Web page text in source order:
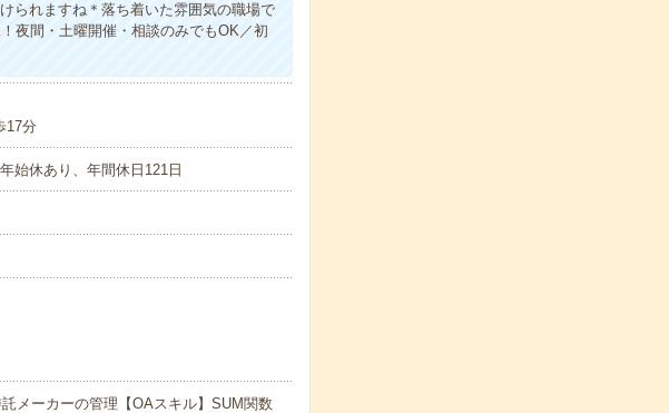
られますね＊落ち着いた雰囲気の職場で
夜間・土曜開催・相談のみでもOK／初
17分
始休あり、年間休日121日
メーカーの管理【OAスキル】SUM関数